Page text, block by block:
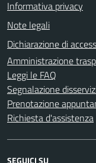
Informativa privacy
Note legali
Dichiarazione di
Amministrazione
Leggi le FAQ
Segnalazione
Prenotazione
Richiesta d'assistenza
SEGUICI SU